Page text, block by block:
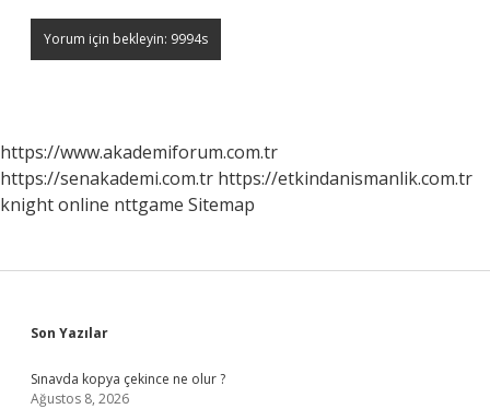
https://www.akademiforum.com.tr
https://senakademi.com.tr https://etkindanismanlik.com.tr
knight online nttgame Sitemap
Sidebar
Son Yazılar
Sınavda kopya çekince ne olur ?
Ağustos 8, 2026